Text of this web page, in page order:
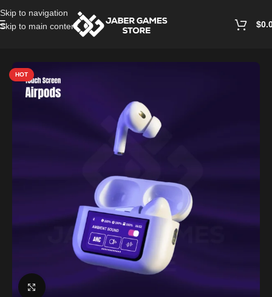
Skip to navigation
Skip to main content
$
HOT
Click to enlarge